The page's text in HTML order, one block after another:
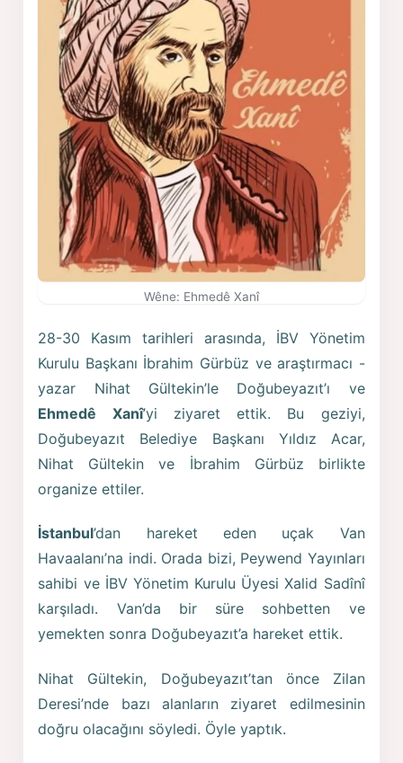
Wêne: Ehmedê Xanî
28-30 Kasım tarihleri arasında, İBV Yönetim
Kurulu Başkanı İbrahim Gürbüz ve araştırmacı -
yazar Nihat Gültekin’le Doğubeyazıt’ı ve
Ehmedê Xanî’yi ziyaret ettik. Bu geziyi,
Doğubeyazıt Belediye Başkanı Yıldız Acar,
Nihat Gültekin ve İbrahim Gürbüz birlikte
organize ettiler.
İstanbul’dan hareket eden uçak Van
Havaalanı’na indi. Orada bizi, Peywend Yayınları
sahibi ve İBV Yönetim Kurulu Üyesi Xalid Sadînî
karşıladı. Van’da bir süre sohbetten ve
yemekten sonra Doğubeyazıt’a hareket ettik.
Nihat Gültekin, Doğubeyazıt’tan önce Zilan
Deresi’nde bazı alanların ziyaret edilmesinin
doğru olacağını söyledi. Öyle yaptık.